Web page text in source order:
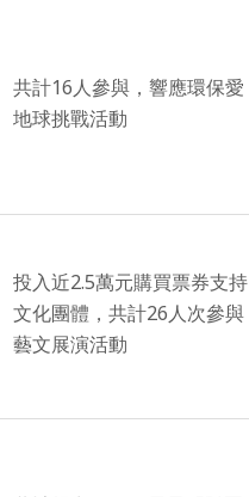
共計16人參與，響應環保愛
地球挑戰活動
投入近2.5萬元購買票券支持
文化團體，共計26人次參與
藝文展演活動